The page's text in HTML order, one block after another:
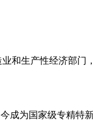
和生产性经济部
成为国家级专精